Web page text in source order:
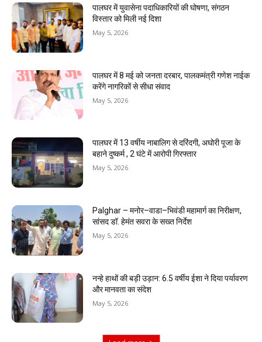
पालघर में युवासेना पदाधिकारियों की घोषणा, संगठन
विस्तार को मिली नई दिशा
May 5, 2026
पालघर में 8 मई को जनता दरबार, पालकमंत्री गणेश नाईक
करेंगे नागरिकों से सीधा संवाद
May 5, 2026
पालघर में 13 वर्षीय नाबालिग से दरिंदगी, अघोरी पूजा के
बहाने दुष्कर्म , 2 घंटे में आरोपी गिरफ्तार
May 5, 2026
Palghar – मनोर–वाडा–भिवंडी महामार्ग का निरीक्षण,
सांसद डॉ. हेमंत सवरा के सख्त निर्देश
May 5, 2026
नन्हे हाथों की बड़ी उड़ान: 6.5 वर्षीय ईशा ने दिया पर्यावरण
और मानवता का संदेश
May 5, 2026